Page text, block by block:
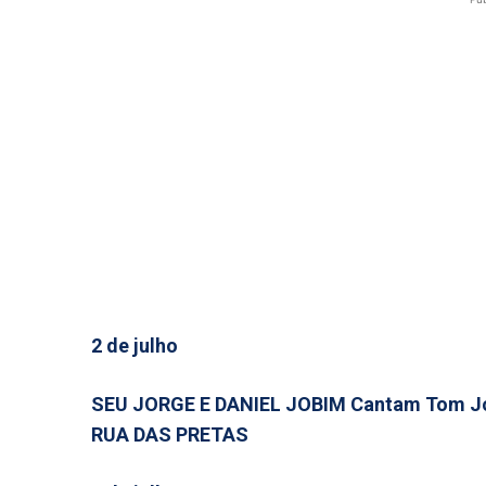
2 de julho
SEU JORGE E DANIEL JOBIM Cantam Tom
RUA DAS PRETAS